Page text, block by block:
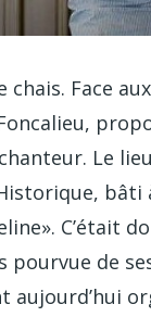
Face
Le
bâti
C’était
pourvue de
aujourd’hui